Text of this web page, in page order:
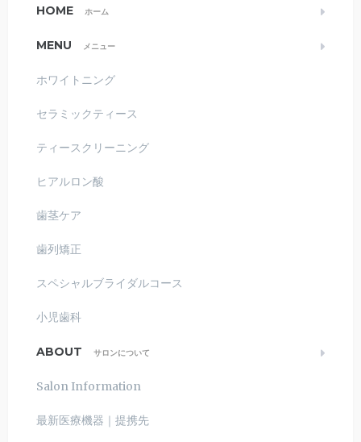
HOME ホーム
MENU メニュー
ホワイトニング
セラミックティース
ティースクリーニング
ヒアルロン酸
歯茎ケア
歯列矯正
スペシャルブライダルコース
小児歯科
ABOUT サロンについて
Salon Information
最新医療機器｜提携先